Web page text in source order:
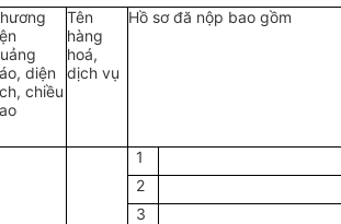
diện
chiều
Tên
hàng
hoá,
dịch vụ
Hồ sơ đă nộp bao gồm
1
2
3